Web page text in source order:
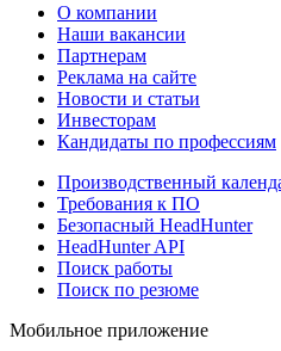
О компании
Наши вакансии
Партнерам
Реклама на сайте
Новости и статьи
Инвесторам
Кандидаты по профессиям
Производственный
Требования к ПО
Безопасный HeadHunter
HeadHunter API
Поиск работы
Поиск по резюме
Мобильное приложение